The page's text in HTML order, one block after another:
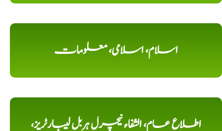
اسلام، اسلامی، معلومات
اطلاع عام، الشفاء نیچرل ہربل لیبارٹریز،